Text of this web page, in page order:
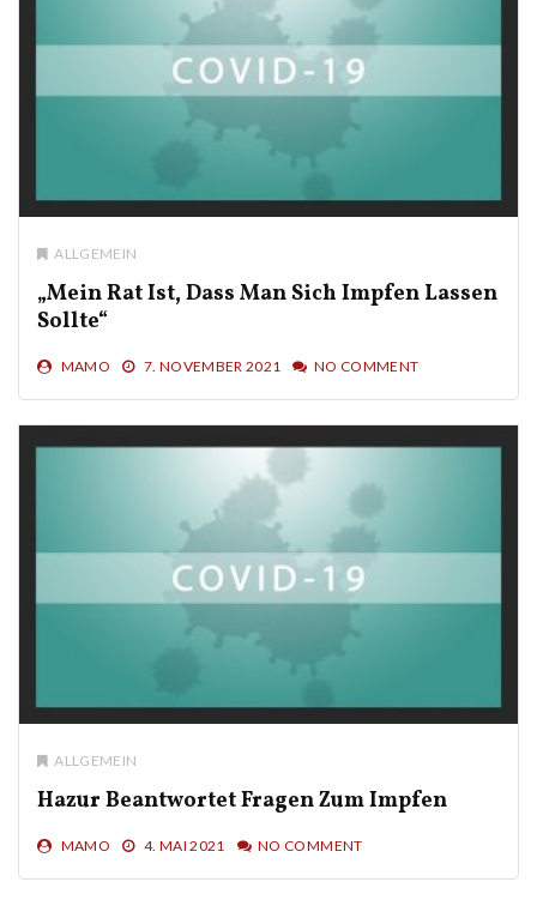
ALLGEMEIN
„Mein Rat Ist, Dass Man Sich Impfen Lassen
Sollte“
MAMO 7. NOVEMBER 2021 NO COMMENT
ALLGEMEIN
Hazur Beantwortet Fragen Zum Impfen
MAMO 4. MAI 2021 NO COMMENT